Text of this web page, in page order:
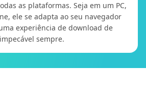
as plataformas. Seja em um PC,
ele se adapta ao seu navegador
experiência de download de
sempre.